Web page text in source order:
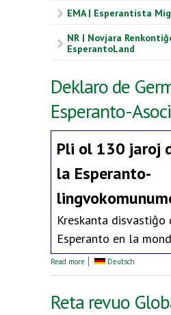
EMA | Esperantista
NR | Novjara
EsperantoLand
Deklaro de
Esperanto-
Pli ol 130 jaroj
la Esperanto-
Kreskanta disvastiĝo
Esperanto en la
Read more about Deklaro de
Deutsch
Reta revuo